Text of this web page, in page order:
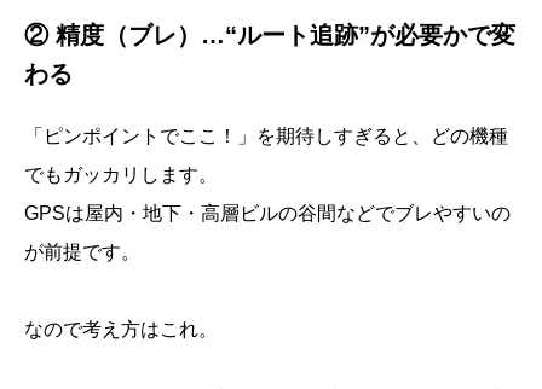
② 精度（ブレ）…“ルート追跡”が必要かで変
わる
「ピンポイントでここ！」を期待しすぎると、どの機種
でもガッカリします。
GPSは屋内・地下・高層ビルの谷間などでブレやすいの
が前提です。
なので考え方はこれ。